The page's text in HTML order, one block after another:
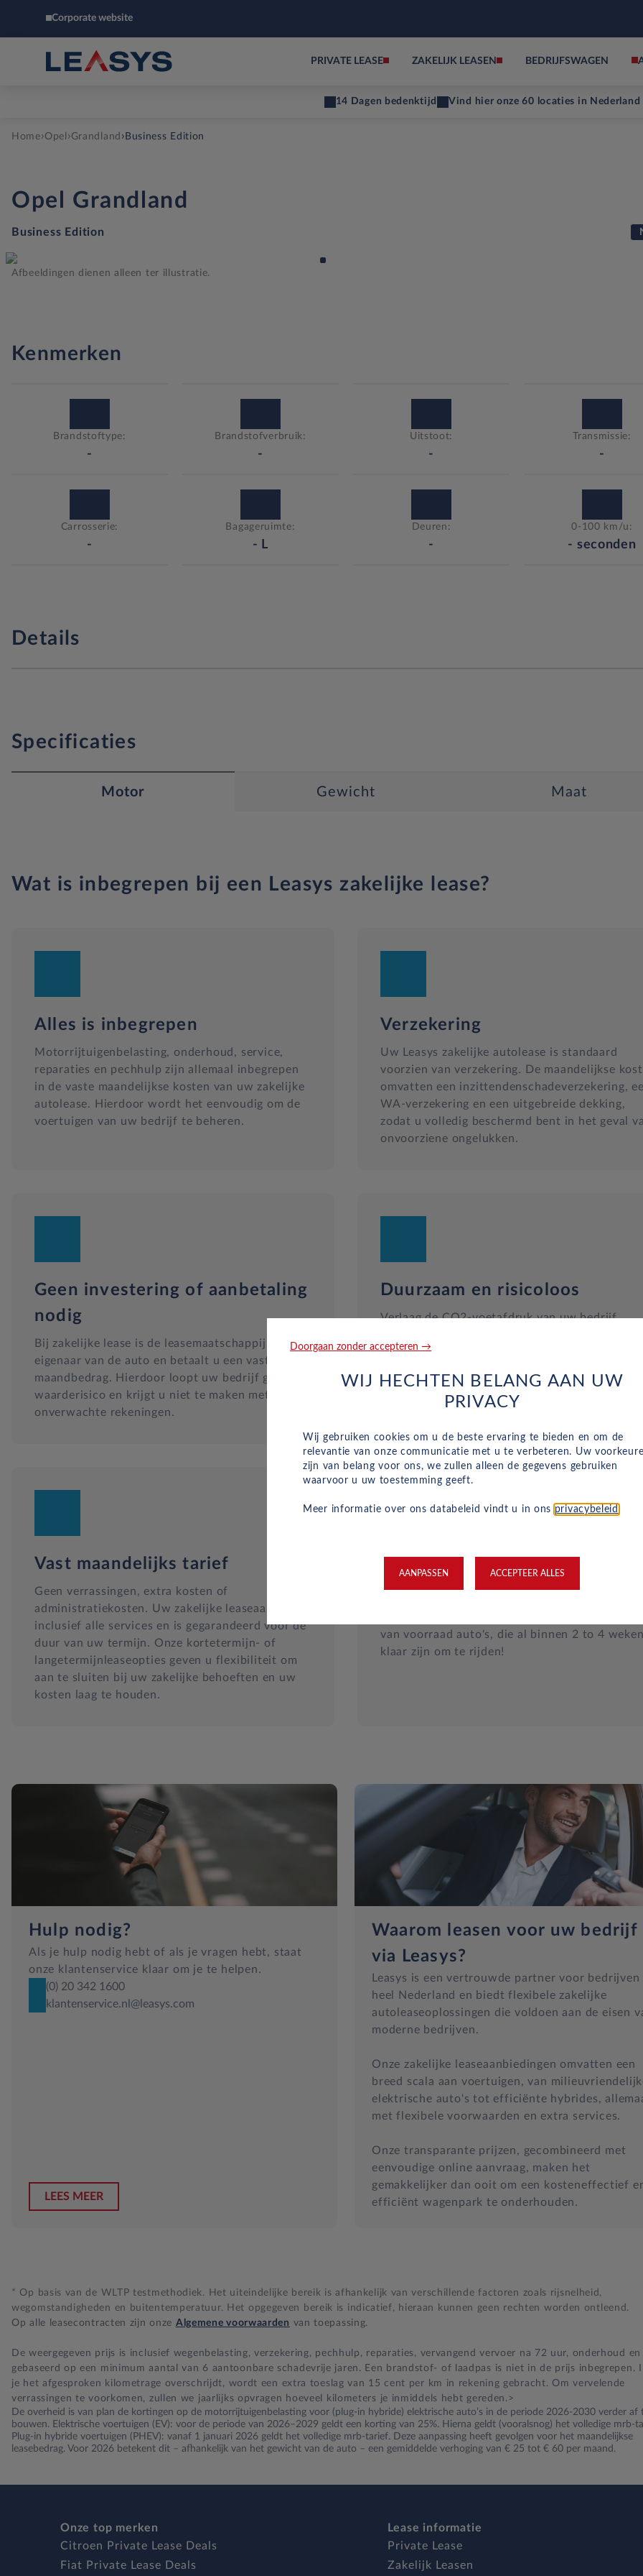
Corporate website
PRIVATE LEASE ZAKELIJK LEASEN BEDRIJFSWAGEN
14 Dagen bedenktijd Vind hier onze 60 locaties in Nederland
Home›Opel ›Grandland › Business Edition
Opel Grandland
Business Edition
Afbeeldingen dienen alleen ter illustratie.
Kenmerken
Brandstoftype:
-
Brandstofverbruik:
-
Uitstoot:
-
Transmissie:
-
Carrosserie:
-
Bagageruimte:
- L
Deuren:
-
0-100 km/u:
- seconden
Details
Specificaties
Motor Gewicht Maat
Wat is inbegrepen bij een Leasys zakelijke lease?
Alles is inbegrepen
Motorrijtuigenbelasting, onderhoud, service,
reparaties en pechhulp zijn allemaal inbegrepen
in de vaste maandelijkse kosten van uw zakelijke
autolease. Hierdoor wordt het eenvoudig om de
voertuigen van uw bedrijf te beheren.
Verzekering
Uw Leasys zakelijke autolease is standaard
voorzien van verzekering. De maandelijkse
omvatten een inzittendenschadeverzekering,
WA-verzekering en een uitgebreide dekking,
zodat u volledig beschermd bent in het geval
onvoorziene ongelukken.
Geen investering of aanbetaling
nodig
Bij zakelijke lease is de leasemaatschappij
eigenaar van de auto en betaalt u een vast
maandbedrag. Hierdoor loopt uw bedrijf geen
waarderisico en krijgt u niet te maken met
onverwachte rekeningen.
Duurzaam en risicoloos
Verlaag de CO2-voetafdruk van uw bedrijf
aanbod aan betaalbare elektrische autoleases
stappen op een milieuvriendelijke vloot.
Vast maandelijks tarief
Geen verrassingen, extra kosten of
administratiekosten. Uw zakelijke leaseaanbod is
inclusief alle services en is gegarandeerd voor de
duur van uw termijn. Onze kortetermijn- of
langetermijnleaseopties geven u flexibiliteit om
aan te sluiten bij uw zakelijke behoeften en uw
kosten laag te houden.
beschikbaar
van voorraad auto's, die al binnen 2 to 4
klaar zijn om te rijden!
Hulp nodig?
Als je hulp nodig hebt of als je vragen hebt, staat
onze klantenservice klaar om je te helpen.
(0) 20 342 1600
klantenservice.nl@leasys.com
LEES MEER
Waarom leasen voor uw bedrijf
via Leasys?
Leasys is een vertrouwde partner voor bedrijven
heel Nederland en biedt flexibele zakelijke
autoleaseoplossingen die voldoen aan de eisen
moderne bedrijven.
Onze zakelijke leaseaanbiedingen omvatten een
breed scala aan voertuigen, van
elektrische auto's tot efficiënte hybrides,
met flexibele voorwaarden en extra services.
Onze transparante prijzen, gecombineerd met
eenvoudige online aanvraag, maken het
gemakkelijker dan ooit om een kosteneffectief
efficiënt wagenpark te onderhouden.
* Op basis van de WLTP testmethodiek. Het uiteindelijke bereik is afhankelijk van verschillende factoren zoals rijsnelheid,
wegomstandigheden en buitentemperatuur. Het opgegeven bereik is indicatief, hieraan kunnen geen rechten worden ontleend.
Op alle leasecontracten zijn onze Algemene voorwaarden van toepassing.
De weergegeven prijs is inclusief wegenbelasting, verzekering, pechhulp, reparaties, vervangend vervoer na 72 uur, onderhoud en
gebaseerd op een minimum aantal van 6 aantoonbare schadevrije jaren. Een brandstof- of laadpas is niet in de prijs inbegrepen.
je het afgesproken kilometrage overschrijdt, wordt een extra toeslag van 15 cent per km in rekening gebracht. Om vervelende
verrassingen te voorkomen, zullen we jaarlijks opvragen hoeveel kilometers je inmiddels hebt gereden.>
De overheid is van plan de kortingen op de motorrijtuigenbelasting voor (plug-in hybride) elektrische auto’s in de periode 2026-2030 verder af
bouwen. Elektrische voertuigen (EV): voor de periode van 2026–2029 geldt een korting van 25%. Hierna geldt (vooralsnog) het volledige mrb-
Plug-in hybride voertuigen (PHEV): vanaf 1 januari 2026 geldt het volledige mrb-tarief. Deze aanpassing heeft gevolgen voor het maandelijkse
leasebedrag. Voor 2026 betekent dit – afhankelijk van het gewicht van de auto – een gemiddelde verhoging van € 25 tot € 60 per maand.
Onze top merken
Citroen Private Lease Deals
Fiat Private Lease Deals
Lease informatie
Private Lease
Zakelijk Leasen
Doorgaan zonder accepteren →
WIJ HECHTEN BELANG AAN UW
PRIVACY
Wij gebruiken cookies om u de beste ervaring te bieden en om de
relevantie van onze communicatie met u te verbeteren. Uw
zijn van belang voor ons, we zullen alleen de gegevens gebruiken
waarvoor u uw toestemming geeft.
Meer informatie over ons databeleid vindt u in ons privacybeleid
AANPASSEN ACCEPTEER ALLES